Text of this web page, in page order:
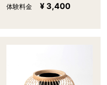
体験料金 ¥ 3,400